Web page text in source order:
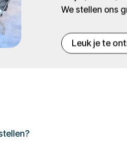
We stellen ons
Leuk je te